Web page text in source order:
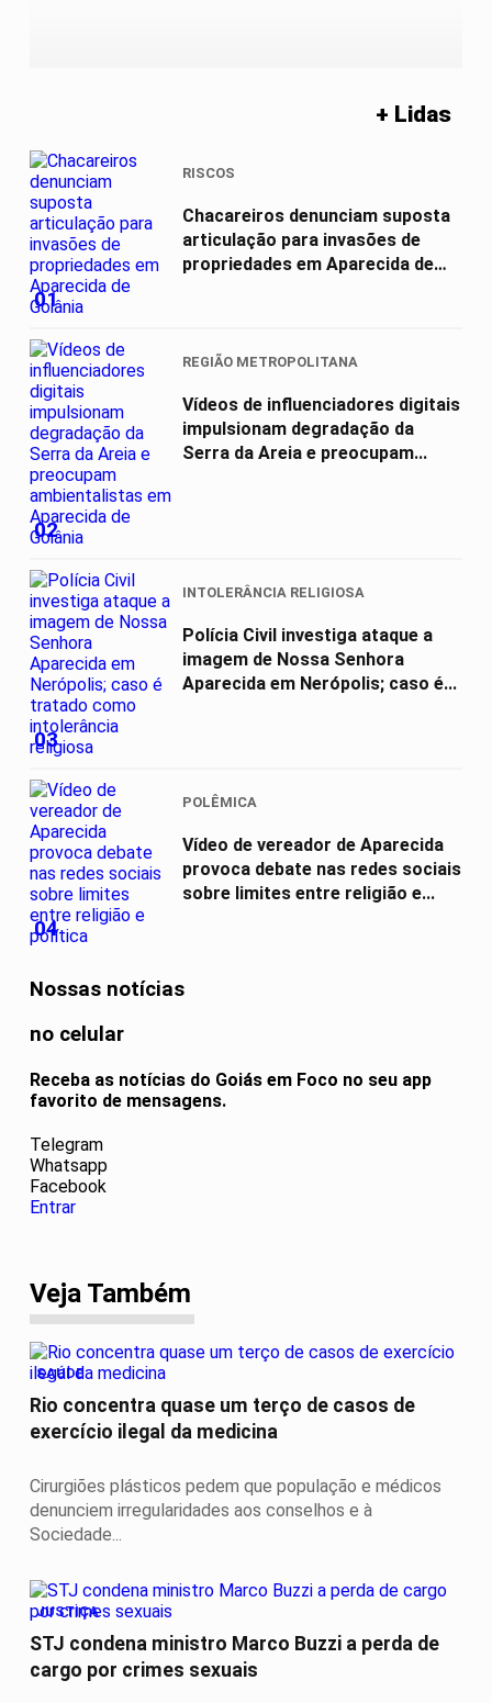
+ Lidas
01
RISCOS
Chacareiros denunciam suposta
articulação para invasões de
propriedades em Aparecida de
02
REGIÃO METROPOLITANA
Vídeos de influenciadores digitais
impulsionam degradação da
Serra da Areia e preocupam...
03
INTOLERÂNCIA RELIGIOSA
Polícia Civil investiga ataque a
imagem de Nossa Senhora
Aparecida em Nerópolis; caso é...
04
POLÊMICA
Vídeo de vereador de Aparecida
provoca debate nas redes sociais
sobre limites entre religião e...
Nossas notícias
no celular
Receba as notícias do Goiás em Foco no seu app
favorito de mensagens.
Telegram
Whatsapp
Facebook
Entrar
Veja Também
SAÚDE
Rio concentra quase um terço de casos de
exercício ilegal da medicina
Cirurgiões plásticos pedem que população e médicos
denunciem irregularidades aos conselhos e à
Sociedade...
JUSTIÇA
STJ condena ministro Marco Buzzi a perda de
cargo por crimes sexuais